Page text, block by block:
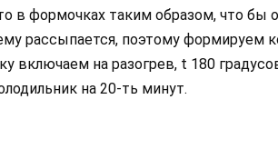
в формочках таким образом, что бы
рассыпается, поэтому формируем
включаем на разогрев, t 180
на 20-ть минут.